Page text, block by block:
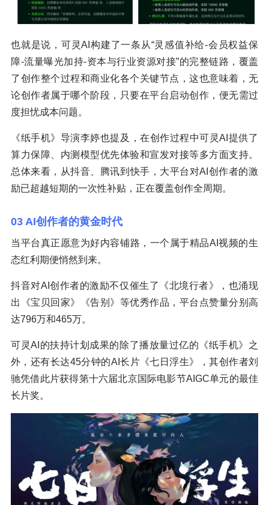
也就是说，可灵AI构建了一条从“灵感值补给-会员权益保
障-流量曝光加持-资本与行业资源对接”的完整链路，覆盖
了创作整个过程和商业化各个关键节点，这也意味着，无
论创作者属于哪个阶段，只要在平台启动创作，便无需过
度担忧成本问题。
《纸手机》导演李婷也提及，在创作过程中可灵AI提供了
算力保障、内测模型优先体验和宣发对接等多方面支持。
总体来看，从抖音、腾讯到快手，大平台对AI创作者的激
励已超越短期的一次性补贴，正在覆盖创作全周期。
03 AI创作者的黄金时代
当平台真正愿意为好内容铺路，一个属于精品AI视频的生
态红利期便悄然到来。
抖音对AI创作者的激励不仅催生了《北境行者》，也涌现
出《宝贝回家》《告别》等优秀作品，平台点赞量分别高
达796万和465万。
可灵AI的扶持计划成果的除了播放量过亿的《纸手机》之
外，还有长达45分钟的AI长片《七日浮生》，其创作者刘
驰凭借此片获得第十六届北京国际电影节AIGC单元的最佳
长片奖。